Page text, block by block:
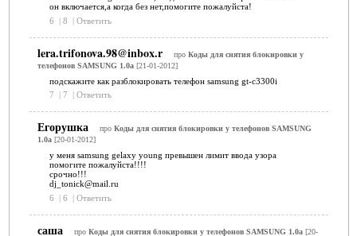
он включается,а когда без нет,помогите пожалуйста!
6
| 8 | Ответить
lera.trifonova.98@inbox.r про Коды для снятия блокировки у
телефонов SAMSUNG 1.0a[21-01-2012]
подскажите как разблокировать телефон samsung gt-c3300i
7
| 7 | Ответить
Егорушка про Коды для снятия блокировки у телефонов SAMSUNG
1.0a[20-01-2012]
у меня samsung gelaxy young превышен лимит ввода узора
помогите пожалуйста!!!!
срочно!!!
dj_tonick@mail.ru
6
| 6 | Ответить
саша про Коды для снятия блокировки у телефонов SAMSUNG 1.0a[20-